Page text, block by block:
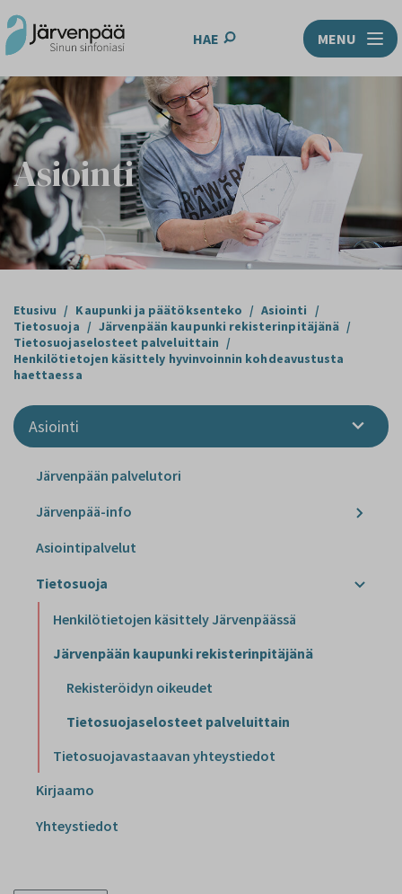
HAE MENU
Asiointi
Etusivu / Kaupunki ja päätöksenteko / Asiointi
/
Tietosuoja / Järvenpään kaupunki rekisterinpitäjänä /
Tietosuojaselosteet palveluittain /
Henkilötietojen käsittely hyvinvoinnin kohdeavustusta
haettaessa
Asiointi
Järvenpään palvelutori
Järvenpää-info
Asiointipalvelut
Tietosuoja
Henkilötietojen käsittely Järvenpäässä
Järvenpään kaupunki rekisterinpitäjänä
Rekisteröidyn oikeudet
Tietosuojaselosteet palveluittain
Tietosuojavastaavan yhteystiedot
Kirjaamo
Yhteystiedot